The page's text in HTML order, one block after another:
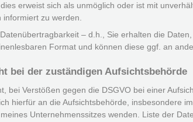
erweist sich als unmöglich oder ist mit
informiert zu werden.
Datenübertragbarkeit – d.h., Sie erhalten die
Format und können diese ggf. an
bei der zuständigen Aufsichtsbehörde
bei Verstößen gegen die DSGVO bei einer
hierfür an die Aufsichtsbehörde, insbesondere
Unternehmenssitzes wenden. Liste der